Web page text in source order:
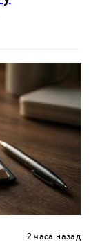
2 часа назад